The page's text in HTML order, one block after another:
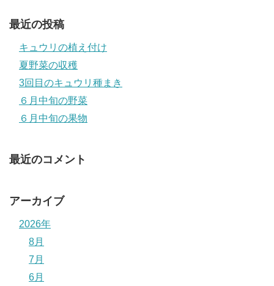
最近の投稿
キュウリの植え付け
夏野菜の収穫
3回目のキュウリ種まき
６月中旬の野菜
６月中旬の果物
最近のコメント
アーカイブ
2026年
8月
7月
6月